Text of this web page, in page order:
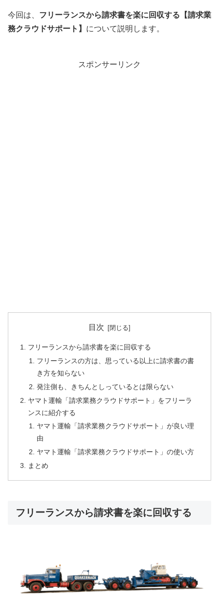
今回は、 フリーランスから請求書を楽に回収する【請求業
務クラウドサポート】 について説明します。
スポンサーリンク
目次
フリーランスから請求書を楽に回収する
フリーランスの方は、思っている以上に請求書の書
き方を知らない
発注側も、きちんとしっているとは限らない
ヤマト運輸「請求業務クラウドサポート」をフリーラ
ンスに紹介する
ヤマト運輸「請求業務クラウドサポート」が良い理
由
ヤマト運輸「請求業務クラウドサポート」の使い方
まとめ
フリーランスから請求書を楽に回収する